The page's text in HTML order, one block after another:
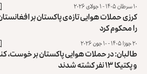
۱۰ سرطان ۱۴۰۵ - ۱ جولای ۲۰۲۶
کرزی حملات هوایی تاز‌ه‌ی پاکستان بر
را محکوم کرد
۲۰ جوزا ۱۴۰۵ - ۱۰ جون ۲۰۲۶
طالبان: در حملات هوایی پاکستان بر خوست،
و پکتیکا ۱۳ نفر کشته شدند